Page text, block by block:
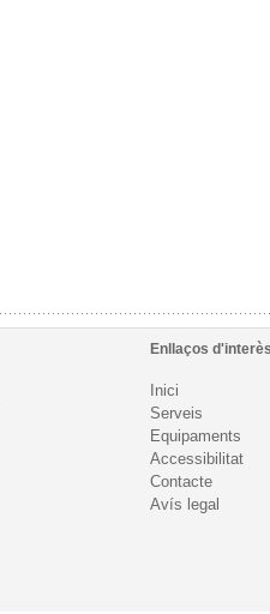
Enllaços
Inici
Serveis
Equipaments
Accessibilitat
Contacte
Avís legal